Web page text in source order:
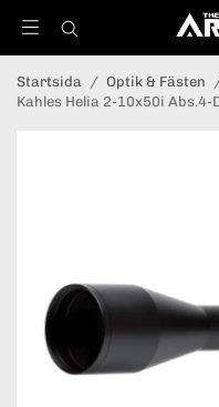
Startsida / Optik & Fästen
Kahles Helia 2-10x50i Abs.4-